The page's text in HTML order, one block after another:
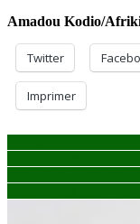
Amadou Kodio/
Twitter
Imprimer
Navigation
de
l’article